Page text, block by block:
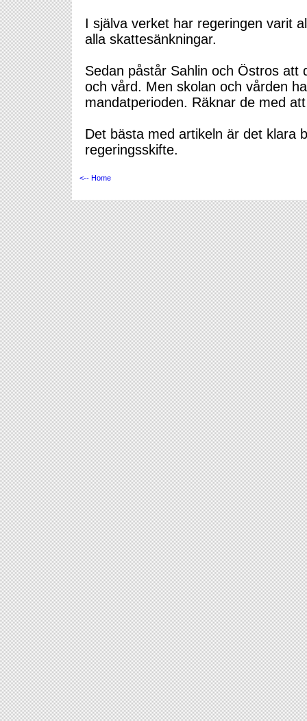
I själva verket har regeringen varit
alla skattesänkningar.
Sedan påstår Sahlin och Östros
och vård. Men skolan och vården
mandatperioden. Räknar de med
Det bästa med artikeln är det klara
regeringsskifte.
<-- Home